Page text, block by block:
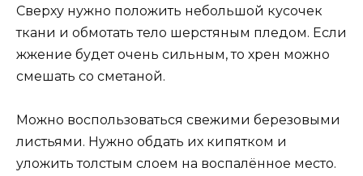
Сверху нужно положить небольшой кусочек
ткани и обмотать тело шерстяным пледом. Если
жжение будет очень сильным, то хрен можно
смешать со сметаной.
Можно воспользоваться свежими березовыми
листьями. Нужно обдать их кипятком и
уложить толстым слоем на воспалённое место.